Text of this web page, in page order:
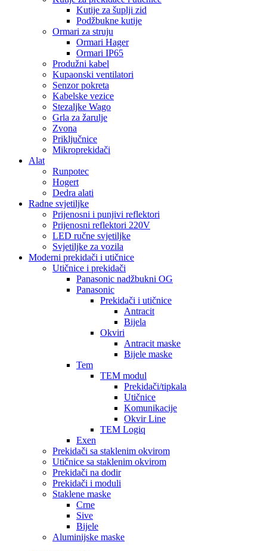
Kutije za šuplji zid
Podžbukne kutije
Ormari za struju
Ormari Hager
Ormari IP65
Produžni kabel
Kupaonski ventilatori
Senzor pokreta
Kabelske vezice
Stezaljke Wago
Grla za žarulje
Zvona
Priključnice
Mikroprekidači
Alat
Runpotec
Hogert
Dedra alati
Radne svjetiljke
Prijenosni i punjivi reflektori
Prijenosni reflektori 220V
LED ručne svjetiljke
Svjetiljke za vozila
Moderni prekidači i utičnice
Utičnice i prekidači
Panasonic nadžbukni OG
Panasonic
Prekidači i utičnice
Antracit
Bijela
Okviri
Antracit maske
Bijele maske
Tem
TEM modul
Prekidači/tipkala
Utičnice
Komunikacije
Okvir Line
TEM Logiq
Exen
Prekidači sa staklenim okvirom
Utičnice sa staklenim okvirom
Prekidači na dodir
Prekidači i moduli
Staklene maske
Crne
Sive
Bijele
Aluminijske maske